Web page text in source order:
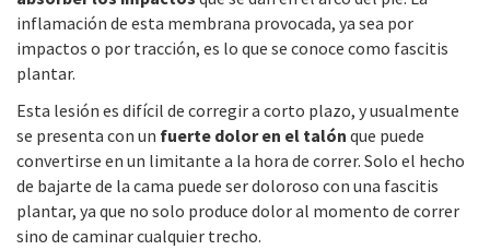
inflamación de esta membrana provocada, ya sea por
impactos o por tracción, es lo que se conoce como fascitis
plantar.
Esta lesión es difícil de corregir a corto plazo, y usualmente
se presenta con un fuerte dolor en el talón que puede
convertirse en un limitante a la hora de correr. Solo el hecho
de bajarte de la cama puede ser doloroso con una fascitis
plantar, ya que no solo produce dolor al momento de correr
sino de caminar cualquier trecho.